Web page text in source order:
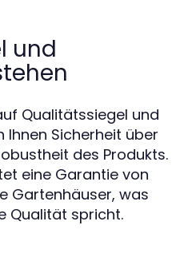
und
Qualitätssiegel und
Ihnen Sicherheit über
des Produkts.
eine Garantie von
Gartenhäuser, was
Qualität spricht.